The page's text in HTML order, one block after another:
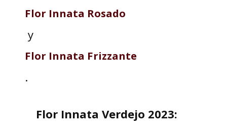
Flor Innata Rosado
y
Flor Innata Frizzante
.
Flor Innata Verdejo 2023: